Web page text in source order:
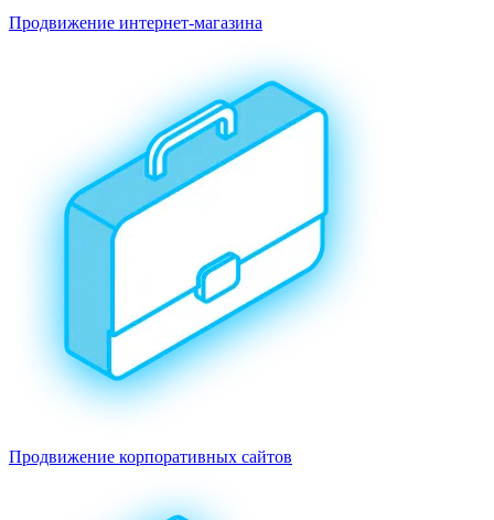
Продвижение интернет-магазина
Продвижение корпоративных сайтов